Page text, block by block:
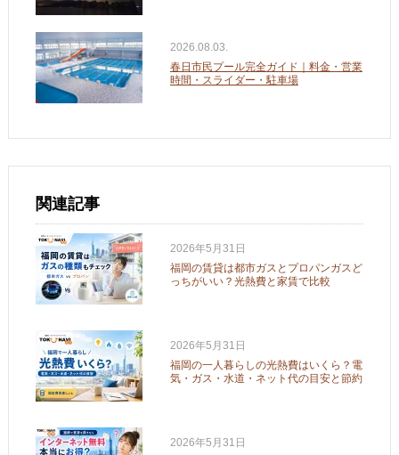
2026.08.03.
春日市民プール完全ガイド｜料金・営業
時間・スライダー・駐車場
関連記事
2026年5月31日
福岡の賃貸は都市ガスとプロパンガスど
っちがいい？光熱費と家賃で比較
2026年5月31日
福岡の一人暮らしの光熱費はいくら？電
気・ガス・水道・ネット代の目安と節約
2026年5月31日